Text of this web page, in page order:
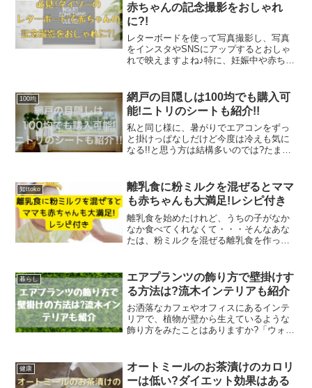
赤ちゃんの記念撮影をおしゃれ
に?!
レターボードを使って写真撮影し、写真
をインスタやSNSにアップするとおしゃ
れで映えますよね♪特に、妊娠中や赤ちゃ
レターボードで撮ったわ!私は、赤ちゃん
の月バースデーで使...
100均
網戸の目隠しは100均でも購入可
能!ニトリのシートも紹介!!
私と同じ様に、暑がりでエアコンをずっ
と掛けっぱなしだけど今度は冷えも気に
なる!!と思う方は結構多いのでは?たまに
的に新鮮な空気を入れ替えて換気もした
い!そんな時に気に...
知ttoko
離乳食に粉ミルクを混ぜるとママ
も赤ちゃんも大満足!レシピ付き
離乳食を始めたけれど、うちの子がなか
なか食べてくれなくて・・・そんなあな
たは、粉ミルクを混ぜる離乳食を作って
の成長に必要な栄養を補う「幼児食」に
移行するため、少しずつ...
暮らし
エアプランツの飾り方で壁掛けす
る方法は?流木インテリアも紹介
お洒落なカフェやオフィスにあるインテ
リアで、植物が壁から生えているような
飾り方をみたことはありますか?「ウォー
造られているものに魅力を感じます。我
が家にはエアプランツが...
健康
オートミールのお茶漬けのカロリ
ーは低い?ダイエット効果はある